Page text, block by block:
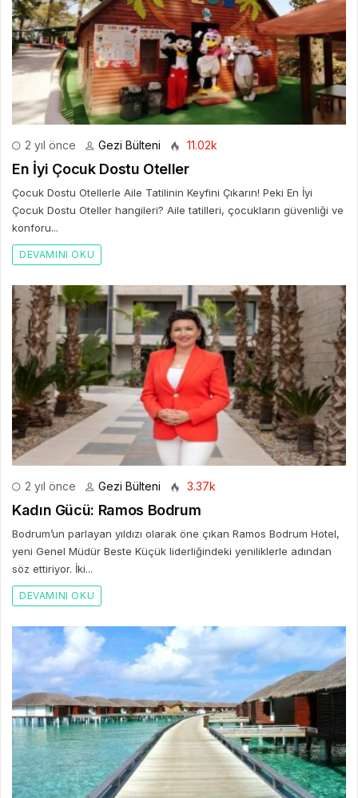
2 yıl önce Gezi Bülteni 11.02k
En İyi Çocuk Dostu Oteller
Çocuk Dostu Otellerle Aile Tatilinin Keyfini Çıkarın! Peki En İyi
Çocuk Dostu Oteller hangileri? Aile tatilleri, çocukların güvenliği ve
konforu...
DEVAMINI OKU
2 yıl önce Gezi Bülteni 3.37k
Kadın Gücü: Ramos Bodrum
Bodrum’un parlayan yıldızı olarak öne çıkan Ramos Bodrum Hotel,
yeni Genel Müdür Beste Küçük liderliğindeki yeniliklerle adından
söz ettiriyor. İki...
DEVAMINI OKU